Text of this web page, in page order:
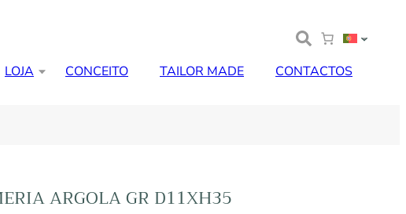
LOJA CONCEITO TAILOR MADE CONTACTOS
ARGOLA GR D11XH35